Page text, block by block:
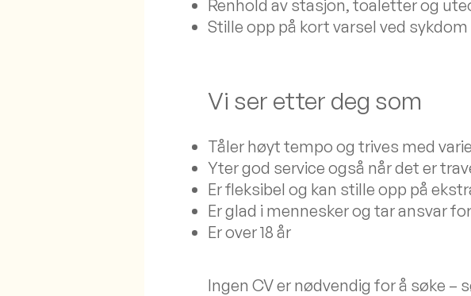
Renhold av stasjon, toaletter og
Stille opp på kort varsel ved
Vi ser etter deg som
Tåler høyt tempo og trives med
Yter god service også når det er
Er fleksibel og kan stille opp på
Er glad i mennesker og tar ansvar
Er over 18 år
Ingen CV er nødvendig for å søke –